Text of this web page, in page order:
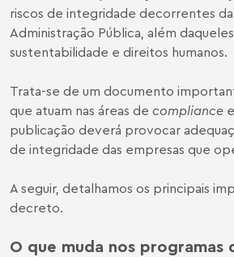
riscos de integridade decorrentes
Administração Pública, além
sustentabilidade e direitos humanos.
Trata-se de um documento
que atuam nas áreas de compliance
publicação deverá provocar
de integridade das empresas que
A seguir, detalhamos os principais
decreto.
O que muda nos programas